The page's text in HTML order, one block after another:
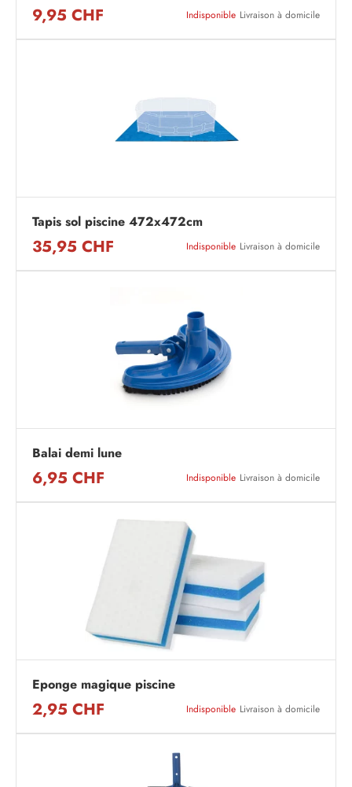
9,95 CHF Indisponible Livraison à domicile
Tapis sol piscine 472x472cm
35,95 CHF Indisponible Livraison à domicile
Balai demi lune
6,95 CHF Indisponible Livraison à domicile
Eponge magique piscine
2,95 CHF Indisponible Livraison à domicile